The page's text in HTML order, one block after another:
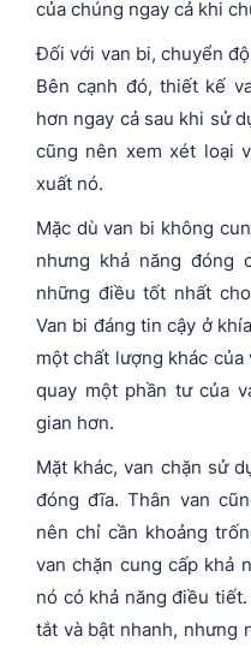
của chúng ngay cả khi
Đối với van bi, chuyển
Bên cạnh đó, thiết kế
hơn ngay cả sau khi sử
cũng nên xem xét loại
xuất nó.
Mặc dù van bi không
nhưng khả năng đóng
những điều tốt nhất
Van bi đáng tin cậy ở
một chất lượng khác
quay một phần tư của
gian hơn.
Mặt khác, van chặn sử
đóng đĩa. Thân van
nên chỉ cần khoảng
van chặn cung cấp khả
nó có khả năng điều
tắt và bật nhanh, nhưng